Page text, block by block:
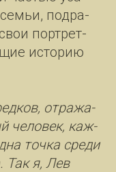
под­ра­
порт­рет­
ис­то­рию
от­ра­жа­
че­ло­век, каж­
точ­ка сре­ди
Так я, Лев